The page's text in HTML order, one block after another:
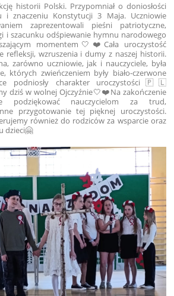
historii Polski. Przypomniał o doniosłości
i znaczeniu Konstytucji 3 Maja. Uczniowie
zaprezentowali pieśni patriotyczne,
i szacunku odśpiewanie hymnu narodowego
momentem🤍❤️Cała uroczystość
refleksji, wzruszenia i dumy z naszej historii.
zarówno uczniowie, jak i nauczyciele, była
których zwieńczeniem były biało-czerwone
podniosły charakter uroczystości🇵🇱
dziś w wolnej Ojczyźnie🤍❤️Na zakończenie
podziękować nauczycielom za trud,
przygotowanie tej pięknej uroczystości.
również do rodziców za wsparcie oraz
dzieci🤗